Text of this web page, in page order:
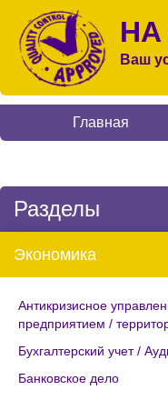
НА
Ваш
Главная
Разделы
Экономика
Антикризисное
предприятием /
Бухгалтерский учет /
Банковское дело